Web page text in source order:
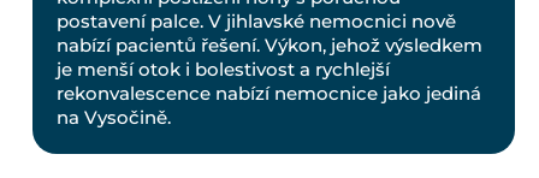
postavení palce. V jihlavské nemocnici nově
nabízí pacientů řešení. Výkon, jehož výsledkem
je menší otok i bolestivost a rychlejší
rekonvalescence nabízí nemocnice jako jediná
na Vysočině.